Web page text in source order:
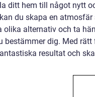
ditt hem till något nytt
du skapa en
olika alternativ och ta
bestämmer dig. Med
resultat och